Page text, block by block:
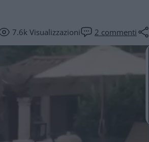
7.6kVisualizzazioni 2 commenti